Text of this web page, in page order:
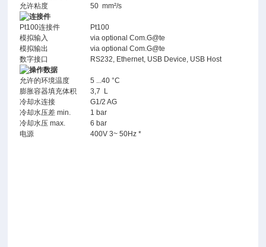
允许粘度
50 mm²/s
连接件
Pt100连接件
Pt100
模拟输入
via optional Com.G@te
模拟输出
via optional Com.G@te
数字接口
RS232, Ethernet, USB Device, USB Host
操作数据
允许的环境温度
5 ...40 °C
膨胀容器填充体积
3,7 L
冷却水连接
G1/2 AG
冷却水压差 min.
1 bar
冷却水压 max.
6 bar
电源
400V 3~ 50Hz *